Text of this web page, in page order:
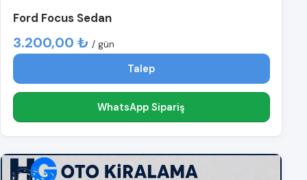
Ford Focus Sedan
3.200,00 ₺ / gün
Talep
WhatsApp Sipariş